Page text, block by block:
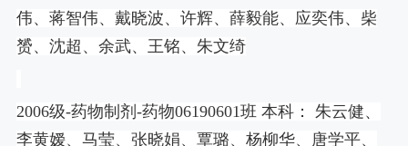
伟、蒋智伟、戴晓波、许辉、薛毅能、应奕伟、柴
赟、沈超、余武、王铭、朱文绮
2006级-药物制剂 -药物06190601班 本科： 朱云健、
李黄嫒、马莹、张晓娟、覃璐、杨柳华、唐学平、